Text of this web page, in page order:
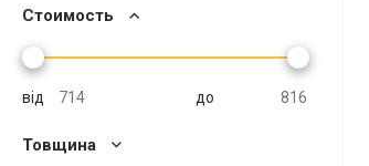
Стоимость
від до
Товщина